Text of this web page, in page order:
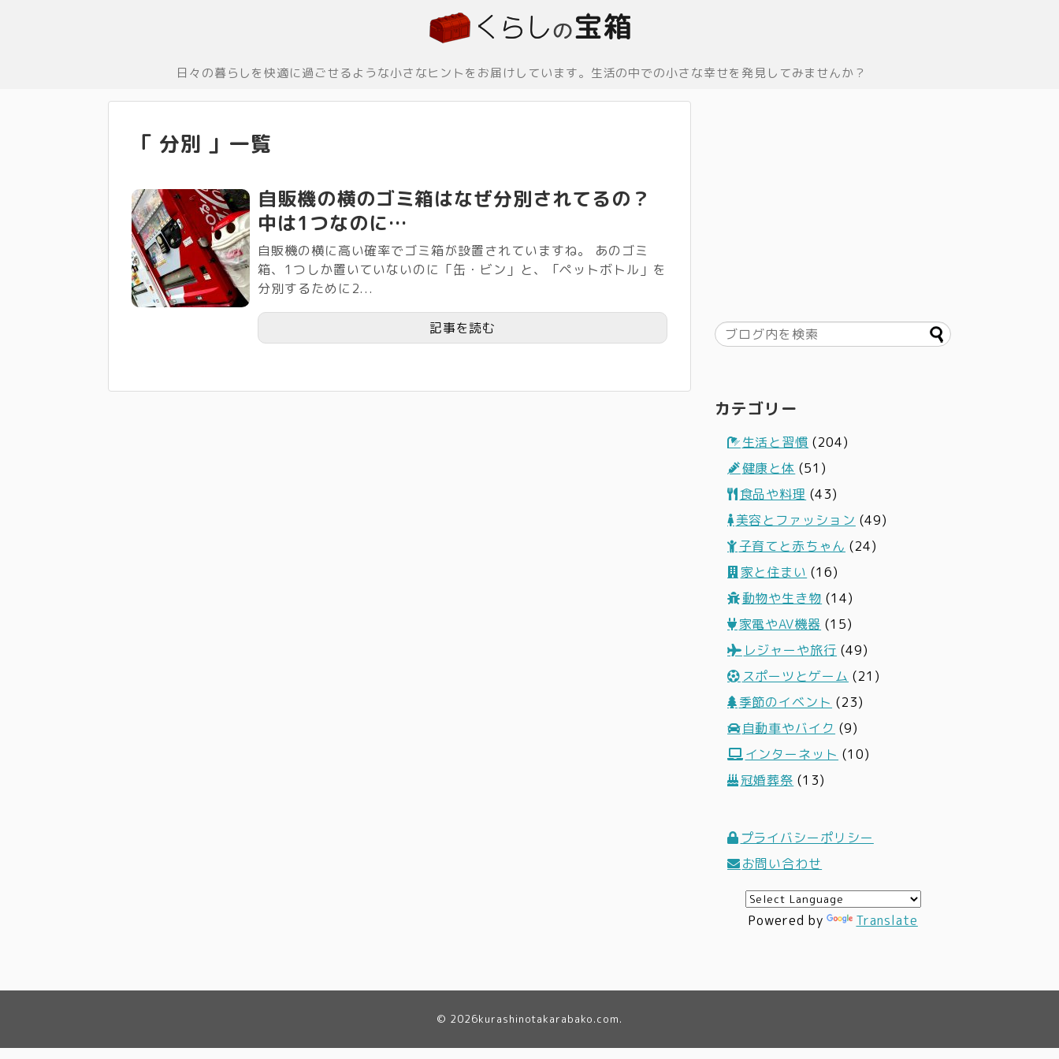
日々の暮らしを快適に過ごせるような小さなヒントをお届けしています。生活の中での小さな幸せを発見してみませんか？
「 分別 」一覧
自販機の横のゴミ箱はなぜ分別されてるの？
中は1つなのに…
自販機の横に高い確率でゴミ箱が設置されていますね。 あのゴミ
箱、1つしか置いていないのに「缶・ビン」と、「ペットボトル」を
分別するために2...
記事を読む
カテゴリー
生活と習慣 (204)
健康と体 (51)
食品や料理 (43)
美容とファッション (49)
子育てと赤ちゃん (24)
家と住まい (16)
動物や生き物 (14)
家電やAV機器 (15)
レジャーや旅行 (49)
スポーツとゲーム (21)
季節のイベント (23)
自動車やバイク (9)
インターネット (10)
冠婚葬祭 (13)
プライバシーポリシー
お問い合わせ
Powered by Translate
© 2026kurashinotakarabako.com.